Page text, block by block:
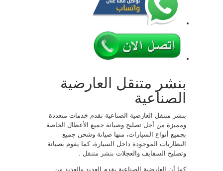
بنشر متنقل العارضية
الصناعية
بنشر متنقل العارضية الصناعية تقدم خدمات متعددة
ومميزة من أجل تصليح وصيانة جميع الأعطال الخاصة
بجميع أنواع السيارات، منها صيانة وشحن جميع
البطاريات الموجودة داخل السيارة، كما يقوم بصيانة
وتصليح السفايف والعجلات بنشر متنقل
كما أن العارضية الصناعية يقدم العديد والعديد من